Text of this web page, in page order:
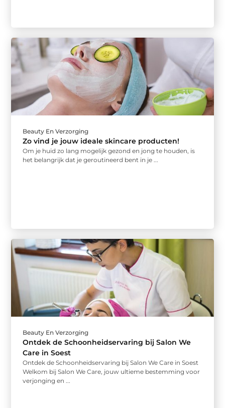
Beauty En Verzorging
Zo vind je jouw ideale skincare producten!
Om je huid zo lang mogelijk gezond en jong te houden, is
het belangrijk dat je geroutineerd bent in je ...
Beauty En Verzorging
Ontdek de Schoonheidservaring bij Salon We
Care in Soest
Ontdek de Schoonheidservaring bij Salon We Care in Soest
Welkom bij Salon We Care, jouw ultieme bestemming voor
verjonging en ...